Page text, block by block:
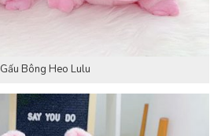
Gấu Bông Heo Lulu